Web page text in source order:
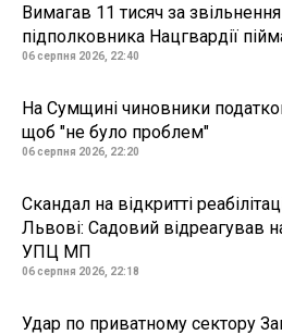
Вимагав 11 тисяч за
підполковника Нацгвардії
06 серпня 2026, 22:40
На Сумщині чиновники
щоб "не було проблем"
06 серпня 2026, 22:20
Скандал на відкритті
Львові: Садовий відреагував
УПЦ МП
06 серпня 2026, 22:18
Удар по приватному сектору